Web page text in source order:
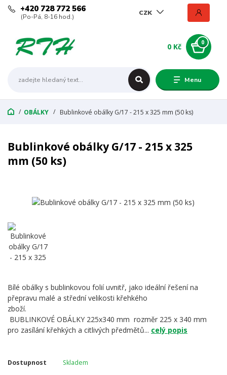
Menu
CZK
+420 728 772 566
(Po-Pá, 8-16 hod.)
0
0 Kč
OBÁLKY Bublinkové obálky G/17 - 215 x 325 mm (50 ks)
Bublinkové obálky G/17 - 215 x 325
mm (50 ks)
Bílé obálky s bublinkovou folií uvnitř, jako ideální řešení na
přepravu malé a střední velikosti křehkého
zboží.
BUBLINKOVÉ OBÁLKY 225x340 mm rozměr 225 x 340 mm
pro zasílání křehkých a citlivých předmětů... celý popis
Dostupnost
Skladem